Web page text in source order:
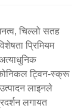
चिल्लो सतह
प्रिमियम
ट्विन-स्क्रू
लाइनले
लगायत